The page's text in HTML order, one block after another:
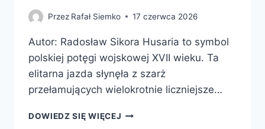
Przez Rafał Siemko 17 czerwca 2026
Autor: Radosław Sikora Husaria to symbol
polskiej potęgi wojskowej XVII wieku. Ta
elitarna jazda słynęła z szarż
przełamujących wielokrotnie liczniejsze…
DOWIEDZ SIĘ WIĘCEJ HUSARIA